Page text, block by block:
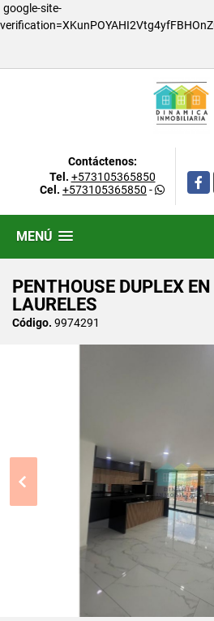
google-site-
Contáctenos:
Tel. +573105365850
Cel. +573105365850 -
MENÚ
PENTHOUSE DUPLEX
LAURELES
Código. 9974291